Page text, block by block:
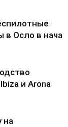
в Осло в
и Arona
на